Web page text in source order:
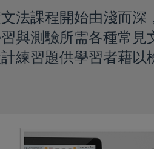
法課程開始由淺而深
與測驗所需各種常見
練習題供學習者藉以